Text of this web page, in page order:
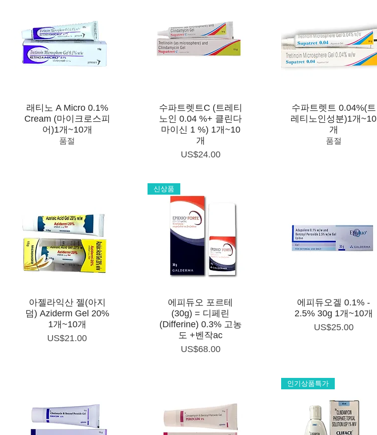
제품보기
래티노 A Micro 0.1%
Cream (마이크로스피
어)1개~10개
품절
제품보기
수파트렛트C (트레티
노인 0.04 %+ 클린다
마이신 1 %) 1개~10
개
가격
US$24.00
제품보기
수파트렛트 0.04%(트
레티노인성분)1개~10
개
품절
제품보기
아젤라익산 젤(아지
덤) Aziderm Gel 20%
1개~10개
가격
US$21.00
제품보기
신상품
에피듀오 포르테
(30g) = 디페린
(Differine) 0.3% 고농
도 +벤작ac
가격
US$68.00
제품보기
에피듀오겔 0.1% -
2.5% 30g 1개~10개
가격
US$25.00
인기상품특가